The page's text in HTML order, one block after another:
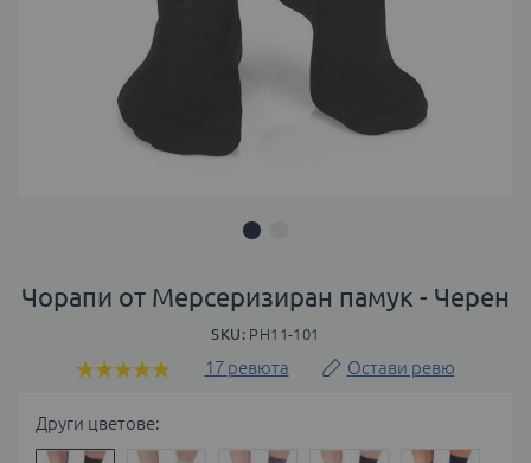
към
началото
галерия
Чорапи от Мерсеризиран памук - Черен
SKU PH11-101
Оценка:
17 ревюта Остави ревю
Други цветове: